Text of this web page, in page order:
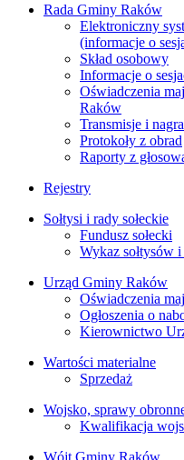
Rada Gminy Raków
Elektroniczny
(informacje o
Skład osobowy
Informacje o
Oświadczenia
Raków
Transmisje i
Protokoły z obrad
Raporty z
Rejestry
Sołtysi i rady sołeckie
Fundusz sołecki
Wykaz sołtysów i
Urząd Gminy Raków
Oświadczenia
Ogłoszenia o
Kierownictwo
Wartości materialne
Sprzedaż
Wojsko, sprawy
Kwalifikacja
Wójt Gminy Raków